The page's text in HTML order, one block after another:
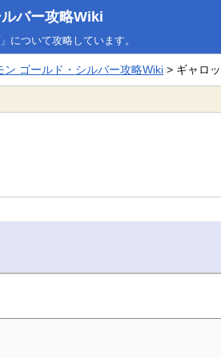
バー攻略Wiki
について攻略しています。
ン ゴールド・シルバー攻略Wiki > ギャロ